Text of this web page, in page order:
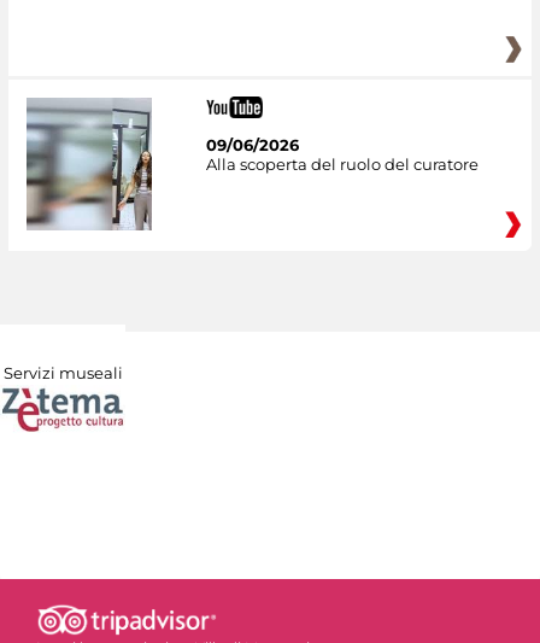
09/06/2026
Alla scoperta del ruolo del curatore
Servizi museali